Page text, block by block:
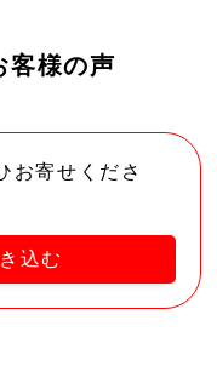
客様の声
お寄せくださ
込む